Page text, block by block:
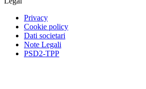
Privacy
Cookie policy
Dati societari
Note Legali
PSD2-TPP